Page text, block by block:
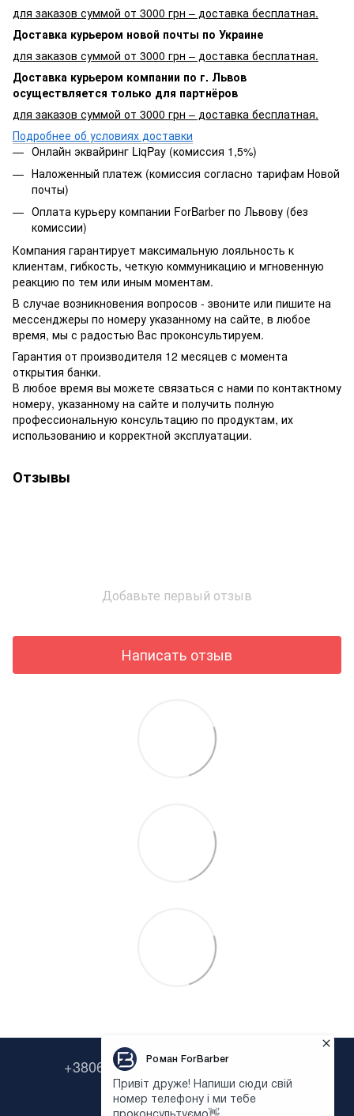
для заказов суммой от 3000 грн – доставка бесплатная.
Доставка курьером новой почты по Украине
для заказов суммой от 3000 грн – доставка бесплатная.
Доставка курьером компании по г. Львов
осуществляется только для партнёров
для заказов суммой от 3000 грн – доставка бесплатная.
Подробнее об условиях доставки
Онлайн эквайринг LiqPay (комиссия 1,5%)
Наложенный платеж (комиссия согласно тарифам Новой
почты)
Оплата курьеру компании ForBarber по Львову (без
комиссии)
Компания гарантирует максимальную лояльность к
клиентам, гибкость, четкую коммуникацию и мгновенную
реакцию по тем или иным моментам.
В случае возникновения вопросов - звоните или пишите на
мессенджеры по номеру указанному на сайте, в любое
время, мы с радостью Вас проконсультируем.
Гарантия от производителя 12 месяцев с момента
открытия банки.
В любое время вы можете связаться с нами по контактному
номеру, указанному на сайте и получить полную
профессиональную консультацию по продуктам, их
использованию и корректной эксплуатации.
Отзывы
Добавьте первый отзыв
Написать отзыв
+380638322646 +380673954135
Контактная информация